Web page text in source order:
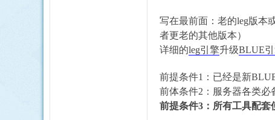
写在最前面：老的leg版本
者更老的其他版本）
详细的leg引擎升级BLUE
前提条件1：已经是新
前体条件2：服务器各类必
前提条件3：所有工具配套